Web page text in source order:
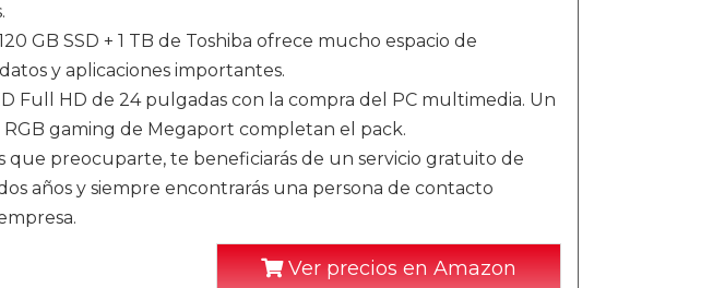
GB SSD + 1 TB de Toshiba ofrece mucho espacio de
y aplicaciones importantes.
Full HD de 24 pulgadas con la compra del PC multimedia. Un
gaming de Megaport completan el pack.
preocuparte, te beneficiarás de un servicio gratuito de
años y siempre encontrarás una persona de contacto
Ver precios en Amazon